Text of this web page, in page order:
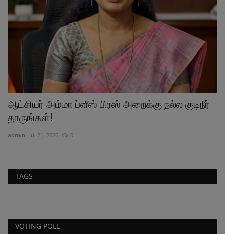
வேலூர் ஆட்சியரை வழிமறித்து கோஷமிட்ட
வடக்கு காவல்...
admin Jun 25, 2026
TAGS
VOTING POLL